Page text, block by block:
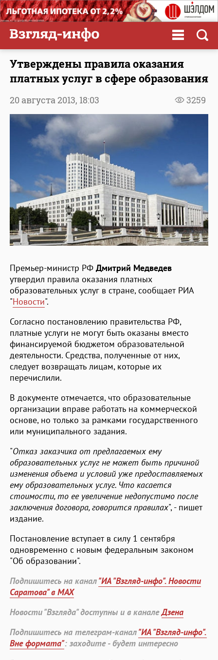
Утверждены правила оказания
платных услуг в сфере образования
3259
20 августа 2013, 18:03
Премьер-министр РФ Дмитрий Медведев
утвердил правила оказания платных
образовательных услуг в стране, сообщает РИА
"Новости".
Согласно постановлению правительства РФ,
платные услуги не могут быть оказаны вместо
финансируемой бюджетом образовательной
деятельности. Средства, полученные от них,
следует возвращать лицам, которые их
перечислили.
В документе отмечается, что образовательные
организации вправе работать на коммерческой
основе, но только за рамками государственного
или муниципального задания.
"Отказ заказчика от предлагаемых ему
образовательных услуг не может быть причиной
изменения объема и условий уже предоставляемых
ему образовательных услуг. Что касается
стоимости, то ее увеличение недопустимо после
заключения договора, говорится правилах", - пишет
издание.
Постановление вступает в силу 1 сентября
одновременно с новым федеральным законом
"Об образовании".
Подпишитесь на канал"ИА "Взгляд-инфо". Новости
Саратова" в MAX
Новости "Взгляда" доступны и в каналеДзена
Подпишитесь на телеграм-канал"ИА "Взгляд-инфо".
Вне формата": заходите - будет интересно